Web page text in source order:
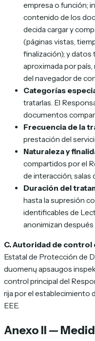
empresa o función;
contenido de los
decida cargar y
(páginas vistas,
finalización); y datos
aproximada por
del navegador de
Categorías
tratarlas. El
documentos
Frecuencia de la
prestación del
Naturaleza y
compartidos por el
de interacción, salas
Duración del
hasta la supresión
identificables de
anonimizan después
C. Autoridad de
Estatal de Protección de
duomenų apsaugos
control principal del
rija por el establecimiento
EEE.
Anexo II —